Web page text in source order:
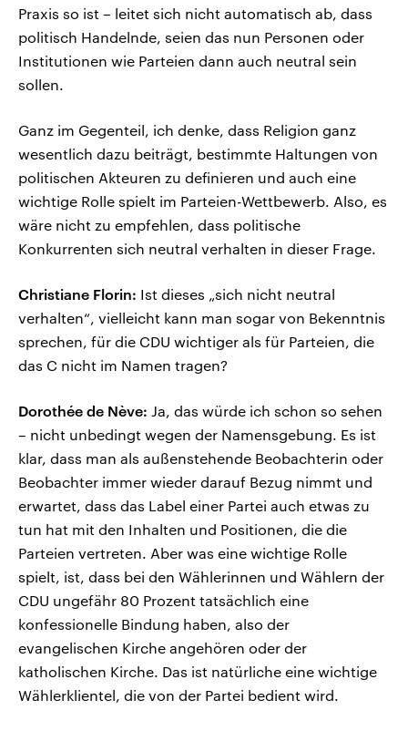
Praxis so ist – leitet sich nicht automatisch ab, dass
politisch Handelnde, seien das nun Personen oder
Institutionen wie Parteien dann auch neutral sein
sollen.
Ganz im Gegenteil, ich denke, dass Religion ganz
wesentlich dazu beiträgt, bestimmte Haltungen von
politischen Akteuren zu definieren und auch eine
wichtige Rolle spielt im Parteien-Wettbewerb. Also, es
wäre nicht zu empfehlen, dass politische
Konkurrenten sich neutral verhalten in dieser Frage.
Christiane Florin: Ist dieses „sich nicht neutral
verhalten“, vielleicht kann man sogar von Bekenntnis
sprechen, für die CDU wichtiger als für Parteien, die
das C nicht im Namen tragen?
Dorothée de Nève: Ja, das würde ich schon so sehen
– nicht unbedingt wegen der Namensgebung. Es ist
klar, dass man als außenstehende Beobachterin oder
Beobachter immer wieder darauf Bezug nimmt und
erwartet, dass das Label einer Partei auch etwas zu
tun hat mit den Inhalten und Positionen, die die
Parteien vertreten. Aber was eine wichtige Rolle
spielt, ist, dass bei den Wählerinnen und Wählern der
CDU ungefähr 80 Prozent tatsächlich eine
konfessionelle Bindung haben, also der
evangelischen Kirche angehören oder der
katholischen Kirche. Das ist natürliche eine wichtige
Wählerklientel, die von der Partei bedient wird.